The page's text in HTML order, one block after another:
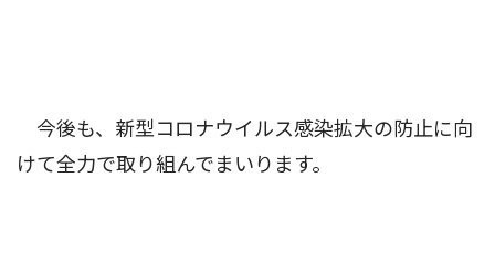
今後も、新型コロナウイルス感染拡大の防止に向
けて全力で取り組んでまいります。